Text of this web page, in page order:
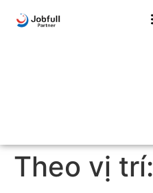
Theo vị trí: